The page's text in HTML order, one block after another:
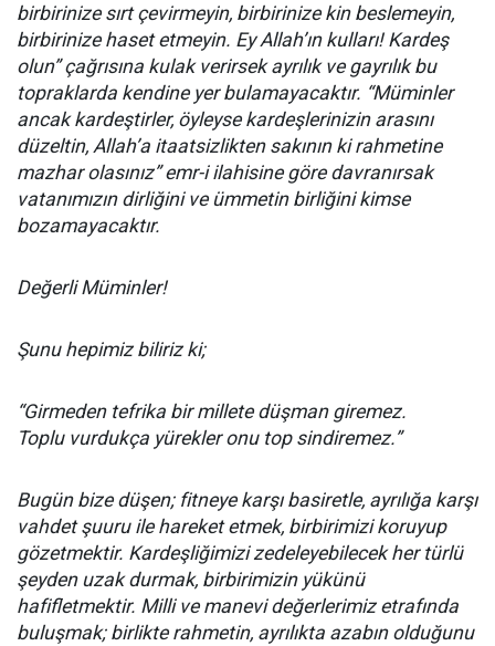
birbirinize sırt çevirmeyin, birbirinize kin beslemeyin,
birbirinize haset etmeyin. Ey Allah’ın kulları! Kardeş
olun” çağrısına kulak verirsek ayrılık ve gayrılık bu
topraklarda kendine yer bulamayacaktır. “Müminler
ancak kardeştirler, öyleyse kardeşlerinizin arasını
düzeltin, Allah’a itaatsizlikten sakının ki rahmetine
mazhar olasınız” emr-i ilahisine göre davranırsak
vatanımızın dirliğini ve ümmetin birliğini kimse
bozamayacaktır.
Değerli Müminler!
Şunu hepimiz biliriz ki;
“Girmeden tefrika bir millete düşman giremez.
Toplu vurdukça yürekler onu top sindiremez.”
Bugün bize düşen; fitneye karşı basiretle, ayrılığa karşı
vahdet şuuru ile hareket etmek, birbirimizi koruyup
gözetmektir. Kardeşliğimizi zedeleyebilecek her türlü
şeyden uzak durmak, birbirimizin yükünü
hafifletmektir. Milli ve manevi değerlerimiz etrafında
buluşmak; birlikte rahmetin, ayrılıkta azabın olduğunu